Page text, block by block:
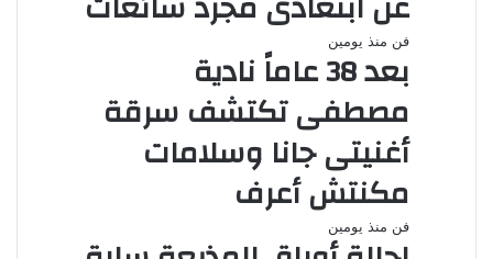
فن منذ يومين
بعد 38 عاماً نادية
مصطفى تكتشف سرقة
أغنيتى جانا وسلامات
مكنتش أعرف
فن منذ يومين